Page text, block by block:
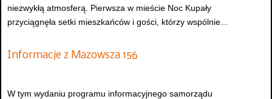
niezwykłą atmosferą. Pierwsza w mieście Noc Kupały
przyciągnęła setki mieszkańców i gości, którzy wspólnie...
Informacje z Mazowsza 156
W tym wydaniu programu informacyjnego samorządu